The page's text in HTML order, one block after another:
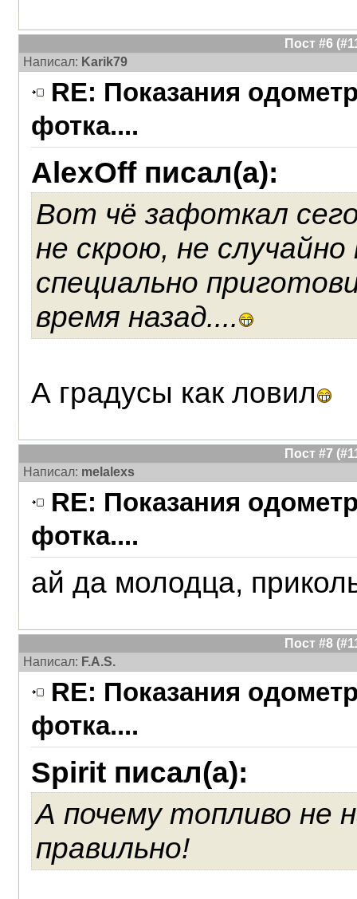
Пост #6
Написал: Karik79
RE: Показания
фотка....
AlexOff писал(а):
Вот чё зафоткал
не скрою, не
специально
время назад....
А градусы как ловил
Пост #7
Написал: melalexs
RE: Показания
фотка....
ай да молодца,
Пост #8
Написал: F.A.S.
RE: Показания
фотка....
Spirit писал(а):
А почему топливо не
правильно!